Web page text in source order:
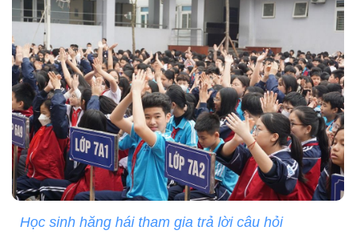
Học sinh hăng hái tham gia trả lời câu hỏi